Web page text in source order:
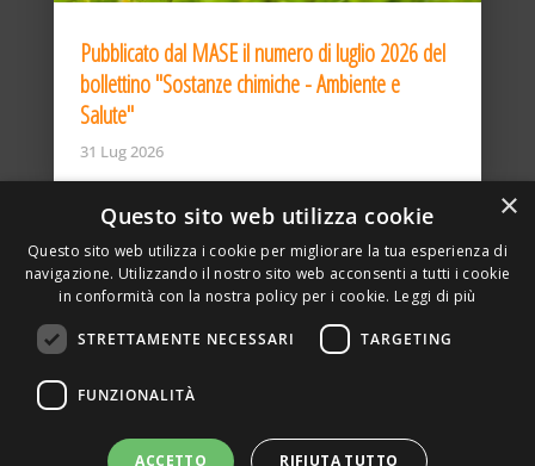
Pubblicato dal MASE il numero di luglio 2026 del
bollettino "Sostanze chimiche - Ambiente e
Salute"
31 Lug 2026
DELLA TORRE, 15 – 20127 – MILANO – P. IVA
SITO REALIZZATO DA GRAFICAEFOTO WEB AGENCY –
×
Questo sito web utilizza cookie
Questo sito web utilizza i cookie per migliorare la tua esperienza di
navigazione. Utilizzando il nostro sito web acconsenti a tutti i cookie
in conformità con la nostra policy per i cookie. Leggi di più
STRETTAMENTE NECESSARI TARGETING
FUNZIONALITÀ
ACCETTO RIFIUTA TUTTO